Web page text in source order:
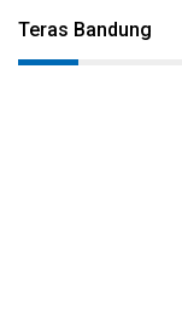
Teras Bandung